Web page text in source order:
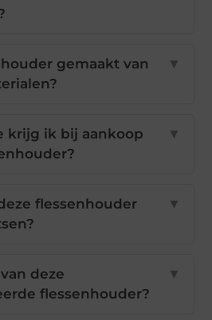
gemaakt van
▼
krijg ik bij aankoop
▼
flessenhouder
▼
deze
flessenhouder?
▼